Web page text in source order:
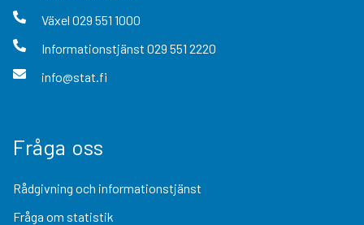
Växel 029 551 1000
Informationstjänst 029 551 2220
info@stat.fi
Fråga oss
Rådgivning och informationstjänst
Fråga om statistik